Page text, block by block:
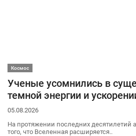
Космос
Ученые усомнились в
темной энергии и
05.08.2026
На протяжении последних десятилетий
того, что Вселенная расширяется..